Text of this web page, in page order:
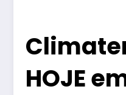
HOJE